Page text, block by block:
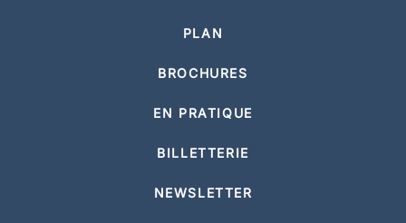
PLAN
BROCHURES
EN PRATIQUE
BILLETTERIE
NEWSLETTER